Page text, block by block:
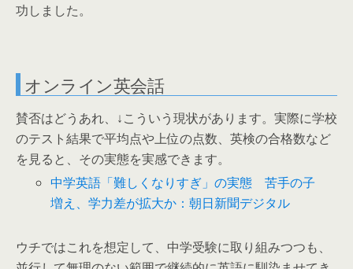
功しました。
オンライン英会話
賛否はどうあれ、↓こういう現状があります。実際に学校
のテスト結果で平均点や上位の点数、英検の合格数など
を見ると、その実態を実感できます。
中学英語「難しくなりすぎ」の実態 苦手の子
増え、学力差が拡大か：朝日新聞デジタル
ウチではこれを想定して、中学受験に取り組みつつも、